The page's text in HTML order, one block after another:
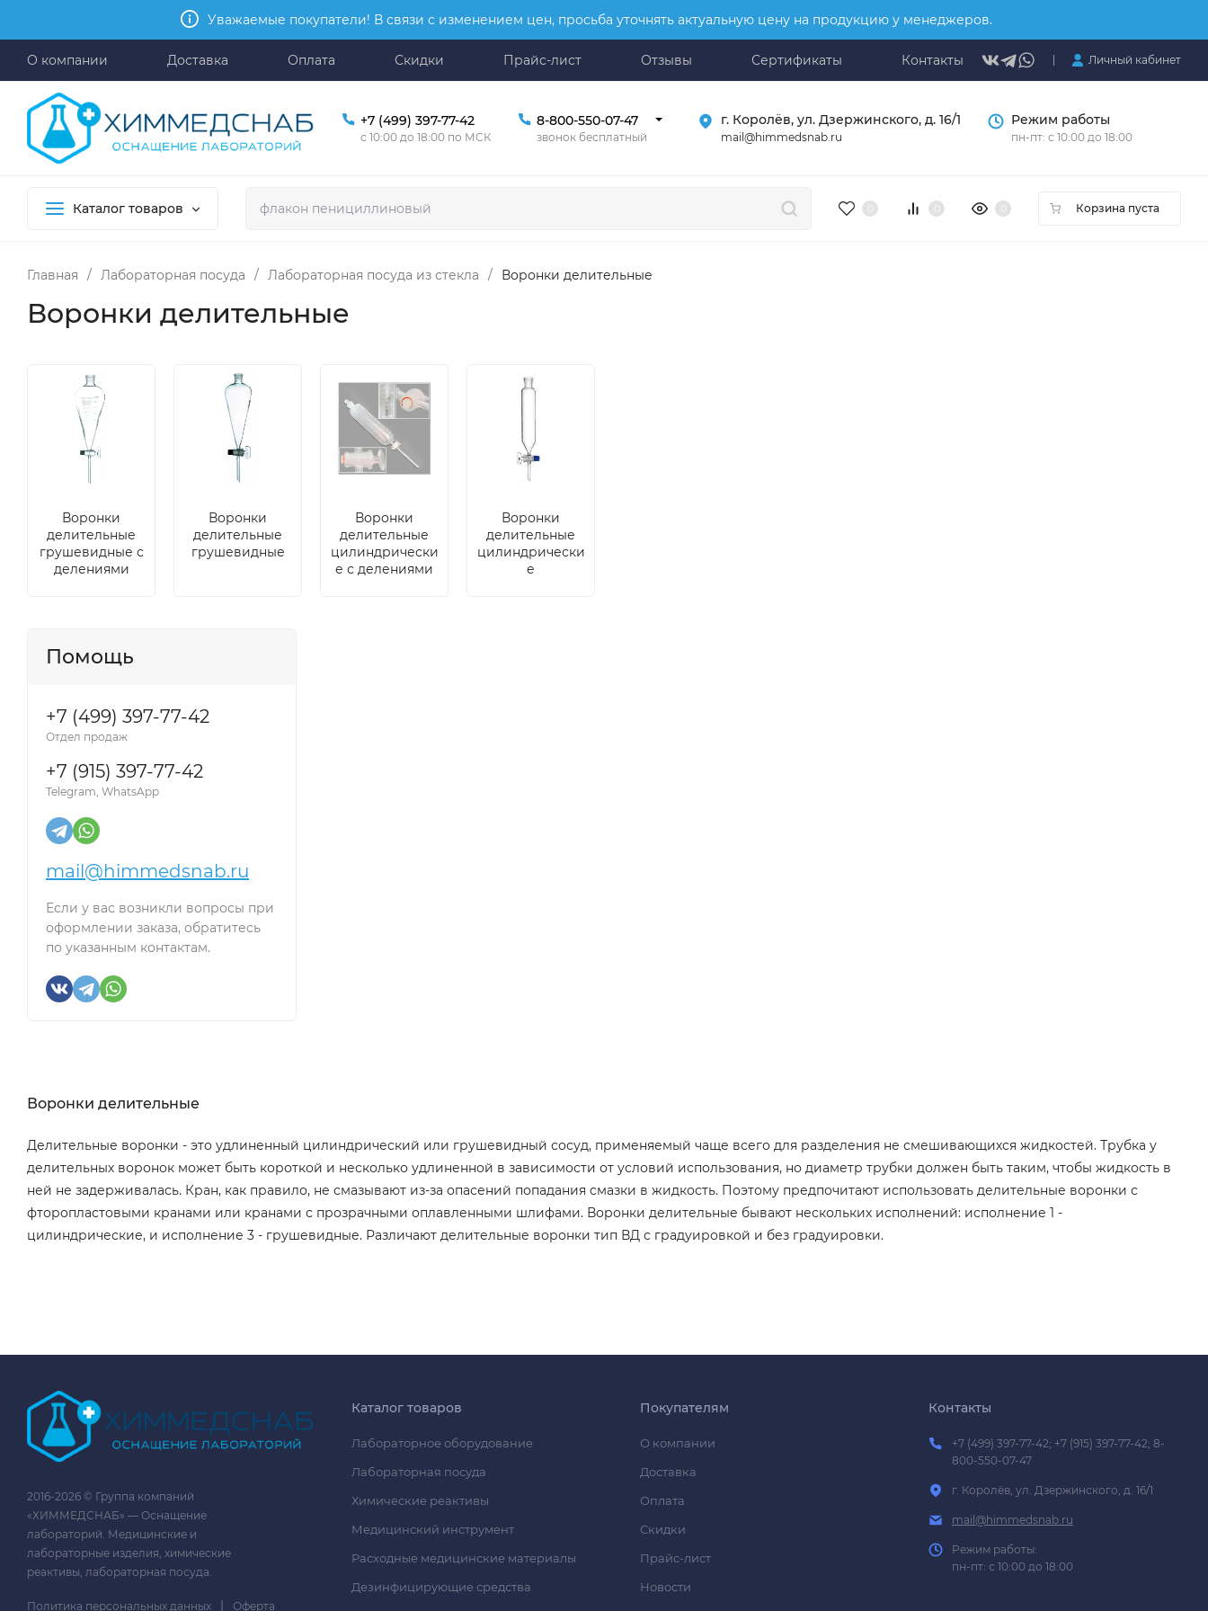
Уважаемые покупатели! В связи с изменением цен, просьба уточнять актуальную цену на продукцию у менеджеров.
О компании Доставка Оплата Скидки Прайс-лист Отзывы Сертификаты Контакты Личный кабинет
+7 (499) 397-77-42
с 10:00 до 18:00 по МСК
8-800-550-07-47
звонок бесплатный
г. Королёв, ул. Дзержинского, д. 16/1
mail@himmedsnab.ru
Режим работы
пн-пт: с 10:00 до 18:00
Каталог товаров Корзина пуста
Главная / Лабораторная посуда / Лабораторная посуда из стекла / Воронки делительные
Воронки делительные
Воронки
делительные
грушевидные с
делениями
Воронки
делительные
грушевидные
Воронки
делительные
цилиндрически
е с делениями
Воронки
делительные
цилиндрически
е
Помощь
+7 (499) 397-77-42
Отдел продаж
+7 (915) 397-77-42
Telegram, WhatsApp
mail@himmedsnab.ru
Если у вас возникли вопросы при
оформлении заказа, обратитесь
по указанным контактам.
Воронки делительные
Делительные воронки - это удлиненный цилиндрический или грушевидный сосуд, применяемый чаще всего для разделения не смешивающихся жидкостей. Трубка у
делительных воронок может быть короткой и несколько удлиненной в зависимости от условий использования, но диаметр трубки должен быть таким, чтобы жидкость в
ней не задерживалась. Кран, как правило, не смазывают из-за опасений попадания смазки в жидкость. Поэтому предпочитают использовать делительные воронки с
фторопластовыми кранами или кранами с прозрачными оплавленными шлифами. Воронки делительные бывают нескольких исполнений: исполнение 1 -
цилиндрические, и исполнение 3 - грушевидные. Различают делительные воронки тип ВД с градуировкой и без градуировки.
2016-2026 © Группа компаний
«ХИММЕДСНАБ» — Оснащение
лабораторий. Медицинские и
лабораторные изделия, химические
реактивы, лабораторная посуда.
Политика персональных данных | Оферта
Каталог товаров
Лабораторное оборудование
Лабораторная посуда
Химические реактивы
Медицинский инструмент
Расходные медицинские материалы
Дезинфицирующие средства
Покупателям
О компании
Доставка
Оплата
Скидки
Прайс-лист
Новости
Контакты
+7 (499) 397-77-42; +7 (915) 397-77-42; 8-
800-550-07-47
г. Королёв, ул. Дзержинского, д. 16/1
mail@himmedsnab.ru
Режим работы:
пн-пт: с 10:00 до 18:00